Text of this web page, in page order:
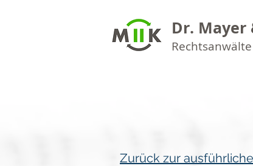
Dr. Mayer
Zurück zur